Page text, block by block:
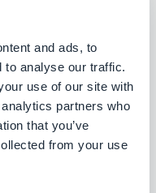
and ads, to
to analyse our traffic.
use of our site with
partners who
that you’ve
from your use